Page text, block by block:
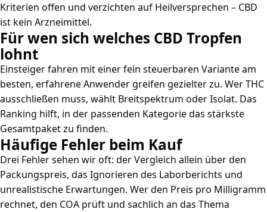
Kriterien offen und verzichten auf Heilversprechen – CBD
ist kein Arzneimittel.
Für wen sich welches CBD Tropfen
lohnt
Einsteiger fahren mit einer fein steuerbaren Variante am
besten, erfahrene Anwender greifen gezielter zu. Wer THC
ausschließen muss, wählt Breitspektrum oder Isolat. Das
Ranking hilft, in der passenden Kategorie das stärkste
Gesamtpaket zu finden.
Häufige Fehler beim Kauf
Drei Fehler sehen wir oft: der Vergleich allein über den
Packungspreis, das Ignorieren des Laborberichts und
unrealistische Erwartungen. Wer den Preis pro Milligramm
rechnet, den COA prüft und sachlich an das Thema